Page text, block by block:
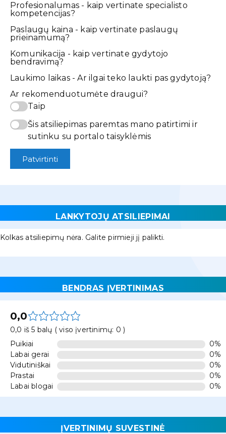
Profesionalumas - kaip vertinate specialisto
kompetencijas?
Paslaugų kaina - kaip vertinate paslaugų
prieinamumą?
Komunikacija - kaip vertinate gydytojo
bendravimą?
Laukimo laikas - Ar ilgai teko laukti pas gydytoją?
Ar rekomenduotumėte draugui?
Taip
Šis atsiliepimas paremtas mano patirtimi ir
sutinku su portalo taisyklėmis
Patvirtinti
LANKYTOJŲ ATSILIEPIMAI
Kolkas atsiliepimų nėra. Galite pirmieji jį palikti.
BENDRAS ĮVERTINIMAS
0,0
0,0 iš 5 balų ( viso įvertinimų: 0 )
Puikiai
0%
Labai gerai
0%
Vidutiniškai
0%
Prastai
0%
Labai blogai
0%
ĮVERTINIMŲ SUVESTINĖ